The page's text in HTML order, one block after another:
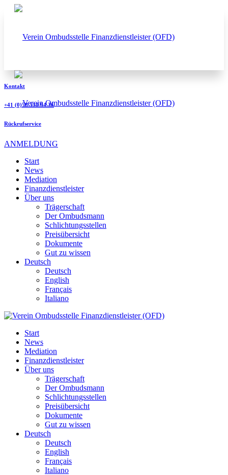
Kontakt
+41 (0)58 510 94 36
Rückrufservice
ANMELDUNG
Start
News
Mediation
Finanzdienstleister
Über uns
Trägerschaft
Der Ombudsmann
Schlichtungsstellen
Preisübersicht
Dokumente
Gut zu wissen
Deutsch
Deutsch
English
Français
Italiano
Start
News
Mediation
Finanzdienstleister
Über uns
Trägerschaft
Der Ombudsmann
Schlichtungsstellen
Preisübersicht
Dokumente
Gut zu wissen
Deutsch
Deutsch
English
Français
Italiano